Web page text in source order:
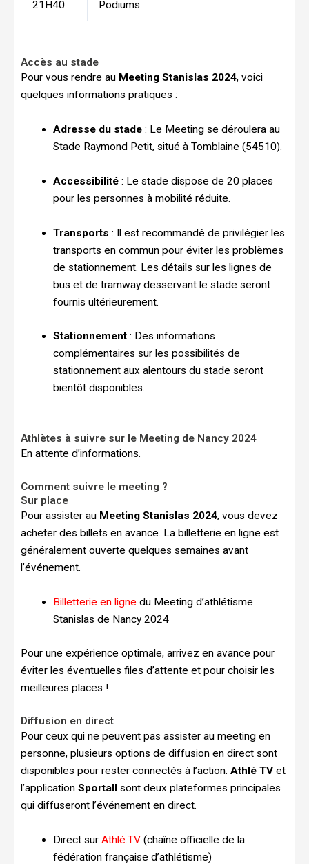
21H40 Podiums
Accès au stade
Pour vous rendre au Meeting Stanislas 2024, voici
quelques informations pratiques :
Adresse du stade: Le Meeting se déroulera au
Stade Raymond Petit, situé à Tomblaine (54510).
Accessibilité: Le stade dispose de 20 places
pour les personnes à mobilité réduite.
Transports : Il est recommandé de privilégier les
transports en commun pour éviter les problèmes
de stationnement. Les détails sur les lignes de
bus et de tramway desservant le stade seront
fournis ultérieurement.
Stationnement: Des informations
complémentaires sur les possibilités de
stationnement aux alentours du stade seront
bientôt disponibles.
Athlètes à suivre sur le Meeting de Nancy 2024
En attente d’informations.
Comment suivre le meeting ?
Sur place
Pour assister au Meeting Stanislas 2024, vous devez
acheter des billets en avance. La billetterie en ligne est
généralement ouverte quelques semaines avant
l’événement.
Billetterie en ligne du Meeting d’athlétisme
Stanislas de Nancy 2024
Pour une expérience optimale, arrivez en avance pour
éviter les éventuelles files d’attente et pour choisir les
meilleures places !
Diffusion en direct
Pour ceux qui ne peuvent pas assister au meeting en
personne, plusieurs options de diffusion en direct sont
disponibles pour rester connectés à l’action. Athlé TV et
l’application Sportall sont deux plateformes principales
qui diffuseront l’événement en direct.
Direct sur Athlé.TV(chaîne officielle de la
fédération française d’athlétisme)